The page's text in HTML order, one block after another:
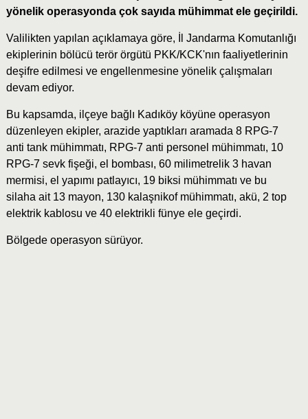
yönelik operasyonda çok sayıda mühimmat ele geçirildi.
Valilikten yapılan açıklamaya göre, İl Jandarma Komutanlığı
ekiplerinin bölücü terör örgütü PKK/KCK'nın faaliyetlerinin
deşifre edilmesi ve engellenmesine yönelik çalışmaları
devam ediyor.
Bu kapsamda, ilçeye bağlı Kadıköy köyüne operasyon
düzenleyen ekipler, arazide yaptıkları aramada 8 RPG-7
anti tank mühimmatı, RPG-7 anti personel mühimmatı, 10
RPG-7 sevk fişeği, el bombası, 60 milimetrelik 3 havan
mermisi, el yapımı patlayıcı, 19 biksi mühimmatı ve bu
silaha ait 13 mayon, 130 kalaşnikof mühimmatı, akü, 2 top
elektrik kablosu ve 40 elektrikli fünye ele geçirdi.
Bölgede operasyon sürüyor.